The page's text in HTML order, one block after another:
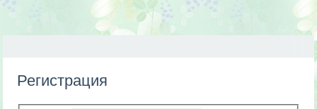
Регистрация